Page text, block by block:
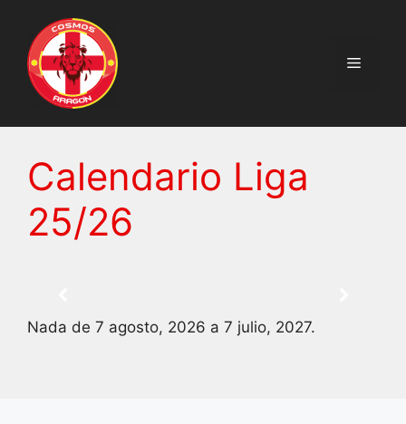
contenido
Menú
Calendario Liga
25/26
Nada de 7 agosto, 2026 a 7 julio, 2027.